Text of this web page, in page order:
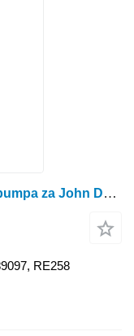
John Deere RE563717 hidraulična pumpa za John Deere traktora točkaša
RE258